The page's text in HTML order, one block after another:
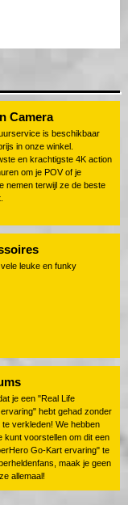
Camera
is beschikbaar
in onze winkel.
en krachtigste 4K action
om je POV of je
nemen terwijl ze de beste
leuke en funky
je een "Real Life
hebt gehad zonder
verkleden! We hebben
kunt voorstellen om dit een
Go-Kart ervaring" te
maak je geen
allemaal!